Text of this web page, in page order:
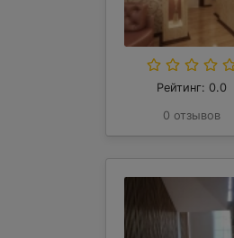
Рейтинг: 0.0
0 отзывов